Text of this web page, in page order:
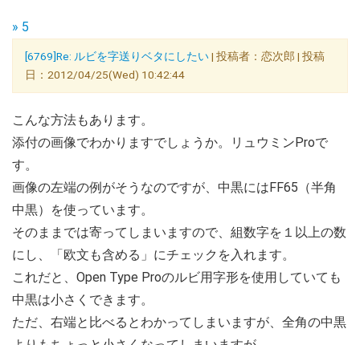
» 5
[6769]Re: ルビを字送りベタにしたい| 投稿者：恋次郎 | 投稿
日：2012/04/25(Wed) 10:42:44
こんな方法もあります。
添付の画像でわかりますでしょうか。リュウミンProで
す。
画像の左端の例がそうなのですが、中黒にはFF65（半角
中黒）を使っています。
そのままでは寄ってしまいますので、組数字を１以上の数
にし、「欧文も含める」にチェックを入れます。
これだと、Open Type Proのルビ用字形を使用していても
中黒は小さくできます。
ただ、右端と比べるとわかってしまいますが、全角の中黒